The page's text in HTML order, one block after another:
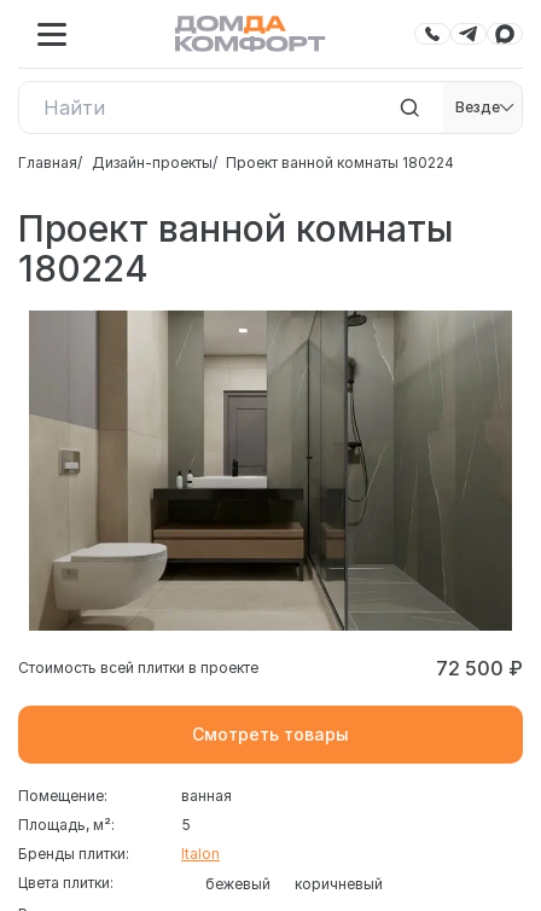
Везде
Главная Дизайн-проекты Проект ванной комнаты 180224
Проект ванной комнаты
180224
Стоимость всей плитки в проекте 72 500 ₽
Смотреть товары
Помещение:
ванная
Площадь, м²:
5
Бренды плитки:
Italon
Цвета плитки:
бежевый
коричневый